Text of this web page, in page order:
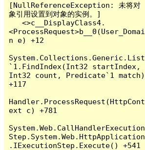
[NullReferenceException: 未将对
象引用设置到对象的实例。]
   <>c__DisplayClass4.
<ProcessRequest>b__0(User_Domai
n e) +12
System.Collections.Generic.List
`1.FindIndex(Int32 startIndex,
Int32 count, Predicate`1 match)
+117
Handler.ProcessRequest(HttpCont
ext c) +781
System.Web.CallHandlerExecution
Step.System.Web.HttpApplication
.IExecutionStep.Execute() +541